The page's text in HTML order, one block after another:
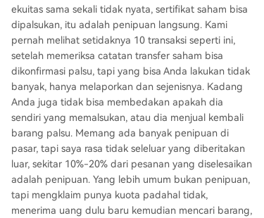
ekuitas sama sekali tidak nyata, sertifikat saham bisa
dipalsukan, itu adalah penipuan langsung. Kami
pernah melihat setidaknya 10 transaksi seperti ini,
setelah memeriksa catatan transfer saham bisa
dikonfirmasi palsu, tapi yang bisa Anda lakukan tidak
banyak, hanya melaporkan dan sejenisnya. Kadang
Anda juga tidak bisa membedakan apakah dia
sendiri yang memalsukan, atau dia menjual kembali
barang palsu. Memang ada banyak penipuan di
pasar, tapi saya rasa tidak seleluar yang diberitakan
luar, sekitar 10%-20% dari pesanan yang diselesaikan
adalah penipuan. Yang lebih umum bukan penipuan,
tapi mengklaim punya kuota padahal tidak,
menerima uang dulu baru kemudian mencari barang,